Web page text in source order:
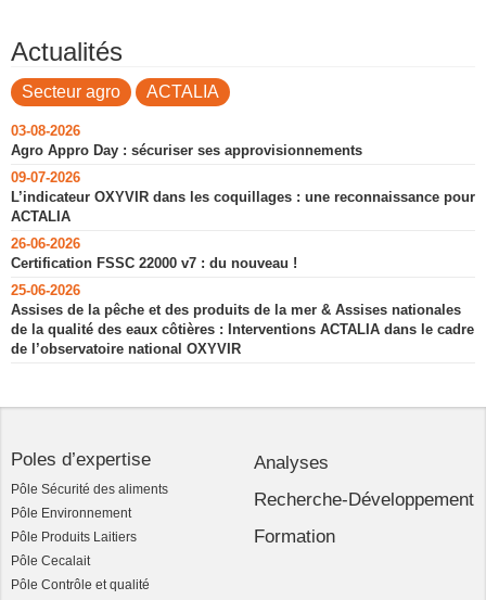
Actualités
Secteur agro ACTALIA
03-08-2026
Agro Appro Day : sécuriser ses approvisionnements
09-07-2026
L’indicateur OXYVIR dans les coquillages : une reconnaissance pour
ACTALIA
26-06-2026
Certification FSSC 22000 v7 : du nouveau !
25-06-2026
Assises de la pêche et des produits de la mer & Assises nationales
de la qualité des eaux côtières : Interventions ACTALIA dans le cadre
de l’observatoire national OXYVIR
Poles d’expertise
Pôle Sécurité des aliments
Pôle Environnement
Pôle Produits Laitiers
Pôle Cecalait
Pôle Contrôle et qualité
Analyses
Recherche-Développement
Formation